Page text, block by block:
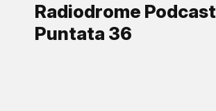
Radiodrome
Puntata 36